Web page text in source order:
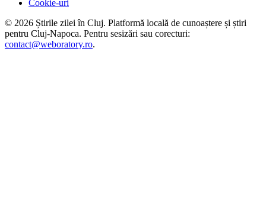
Cookie-uri
© 2026 Știrile zilei în Cluj. Platformă locală de cunoaștere și știri
pentru Cluj-Napoca. Pentru sesizări sau corecturi:
contact@weboratory.ro.